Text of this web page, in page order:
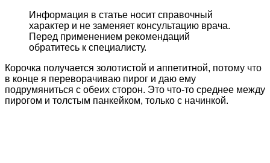
Информация в статье носит справочный
характер и не заменяет консультацию врача.
Перед применением рекомендаций
обратитесь к специалисту.
Корочка получается золотистой и аппетитной, потому что
в конце я переворачиваю пирог и даю ему
подрумяниться с обеих сторон. Это что-то среднее между
пирогом и толстым панкейком, только с начинкой.